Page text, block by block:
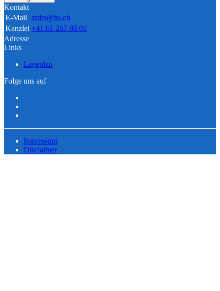
Kontakt
E-Mail stabs@bs.ch
Kanzlei +41 61 267 86 01
Adresse
Links
Lageplan
Folge uns auf
Impressum
Disclaimer